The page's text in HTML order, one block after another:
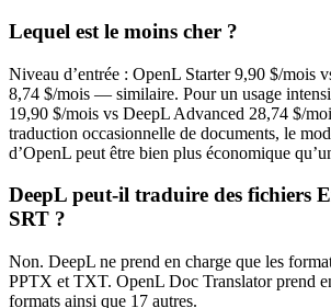
Lequel est le moins cher ?
Niveau d’entrée : OpenL Starter 9,90 $/mois
8,74 $/mois — similaire. Pour un usage
19,90 $/mois vs DeepL Advanced 28,74 $/
traduction occasionnelle de documents, le
d’OpenL peut être bien plus économique
DeepL peut-il traduire des fichiers
SRT ?
Non. DeepL ne prend en charge que les
PPTX et TXT. OpenL Doc Translator prend
formats ainsi que 17 autres.